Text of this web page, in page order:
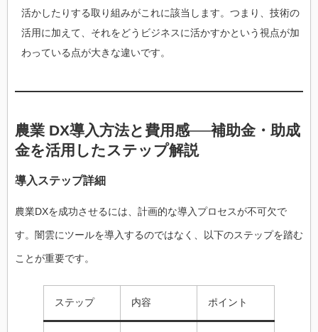
活かしたりする取り組みがこれに該当します。つまり、技術の
活用に加えて、それをどうビジネスに活かすかという視点が加
わっている点が大きな違いです。
農業 DX導入方法と費用感──補助金・助成
金を活用したステップ解説
導入ステップ詳細
農業DXを成功させるには、計画的な導入プロセスが不可欠で
す。闇雲にツールを導入するのではなく、以下のステップを踏む
ことが重要です。
ステップ 内容 ポイント